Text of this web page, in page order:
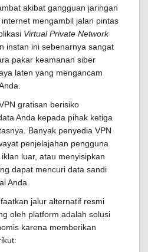
akibat gangguan jaringan
mengambil jalan pintas
Virtual Private Network
instan ini sebenarnya sangat
pakar keamanan siber
laten yang mengancam
gratisan berisiko
Anda kepada pihak ketiga
Banyak penyedia VPN
penjelajahan pengguna
luar, atau menyisipkan
dapat mencuri data sandi
Anda.
jalur alternatif resmi
oleh platform adalah solusi
karena memberikan